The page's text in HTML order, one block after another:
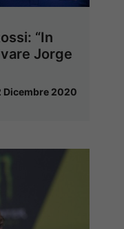
“In
Jorge
Dicembre 2020